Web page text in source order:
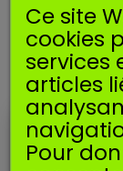
Nombre de
pieces :
EN SAVOIR
Kit membranes
Convient pour
C3-DM22, C3-
Ce site
cookies
services
articles
Pour